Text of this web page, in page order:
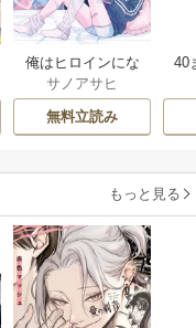
俺はヒロインにな
れません。
サノアサヒ
無料立読み
40
もっと見る